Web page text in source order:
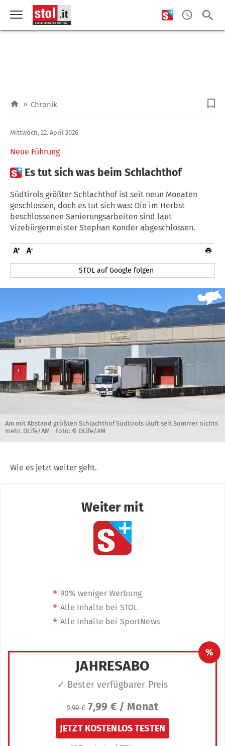
» Chronik
Neue Führung
Mittwoch, 22. April 2026
 Es tut sich was beim Schlachthof
Südtirols größter Schlachthof ist seit neun Monaten
geschlossen, doch es tut sich was: Die im Herbst
beschlossenen Sanierungsarbeiten sind laut
Vizebürgermeister Stephan Konder abgeschlossen.
STOL auf Google folgen
Am mit Abstand größten Schlachthof Südtirols läuft seit Sommer nichts
mehr. DLife/AM - Foto: © DLife/AM
Wie es jetzt weiter geht.